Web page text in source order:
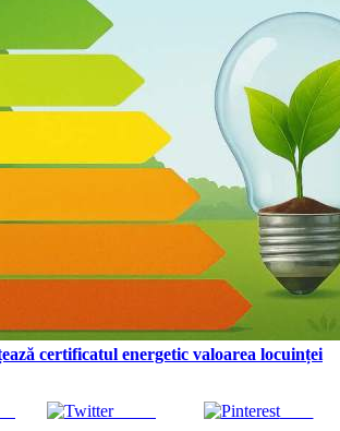
certificatul energetic valoarea locuinței
Tweet Save